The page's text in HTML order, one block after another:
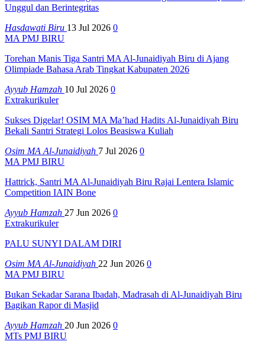
Unggul dan Berintegritas
Hasdawati Biru 13 Jul 2026 0
MA PMJ BIRU
Torehan Manis Tiga Santri MA Al-Junaidiyah Biru di Ajang
Olimpiade Bahasa Arab Tingkat Kabupaten 2026
Ayyub Hamzah 10 Jul 2026 0
Extrakurikuler
Sukses Digelar! OSIM MA Ma’had Hadits Al-Junaidiyah Biru
Bekali Santri Strategi Lolos Beasiswa Kuliah
Osim MA Al-Junaidiyah 7 Jul 2026 0
MA PMJ BIRU
Hattrick, Santri MA Al-Junaidiyah Biru Rajai Lentera Islamic
Competition IAIN Bone
Ayyub Hamzah 27 Jun 2026 0
Extrakurikuler
PALU SUNYI DALAM DIRI
Osim MA Al-Junaidiyah 22 Jun 2026 0
MA PMJ BIRU
Bukan Sekadar Sarana Ibadah, Madrasah di Al-Junaidiyah Biru
Bagikan Rapor di Masjid
Ayyub Hamzah 20 Jun 2026 0
MTs PMJ BIRU